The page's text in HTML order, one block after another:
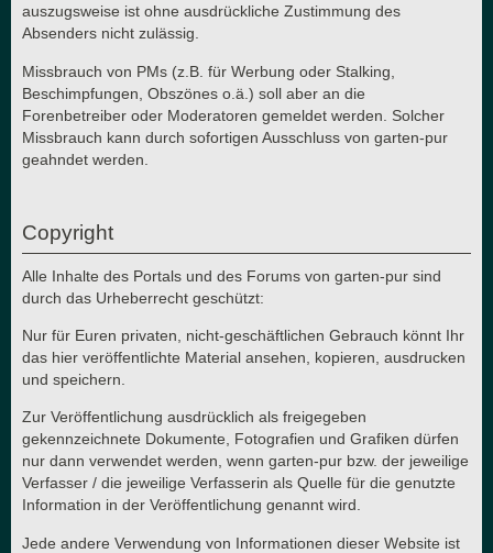
auszugsweise ist ohne ausdrückliche Zustimmung des
Absenders nicht zulässig.
Missbrauch von PMs (z.B. für Werbung oder Stalking,
Beschimpfungen, Obszönes o.ä.) soll aber an die
Forenbetreiber oder Moderatoren gemeldet werden. Solcher
Missbrauch kann durch sofortigen Ausschluss von garten-pur
geahndet werden.
Copyright
Alle Inhalte des Portals und des Forums von garten-pur sind
durch das Urheberrecht geschützt:
Nur für Euren privaten, nicht-geschäftlichen Gebrauch könnt Ihr
das hier veröffentlichte Material ansehen, kopieren, ausdrucken
und speichern.
Zur Veröffentlichung ausdrücklich als freigegeben
gekennzeichnete Dokumente, Fotografien und Grafiken dürfen
nur dann verwendet werden, wenn garten-pur bzw. der jeweilige
Verfasser / die jeweilige Verfasserin als Quelle für die genutzte
Information in der Veröffentlichung genannt wird.
Jede andere Verwendung von Informationen dieser Website ist